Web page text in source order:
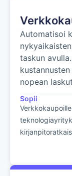
Automatisoi
taskun
nopean
Sopii